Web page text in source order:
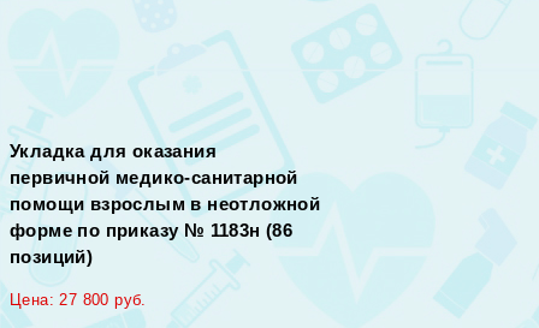
Укладка для оказания
первичной медико-санитарной
помощи взрослым в неотложной
форме по приказу № 1183н (86
позиций)
Цена:27 800 руб.